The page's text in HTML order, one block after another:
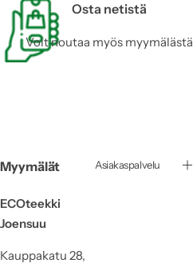
Osta netistä
Voit noutaa myös myymälästä
Myymälät
ECOteekki
Joensuu
Kauppakatu 28,
Asiakaspalvelu